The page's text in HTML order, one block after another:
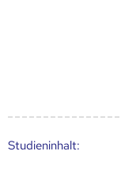
Studien­inhalt: